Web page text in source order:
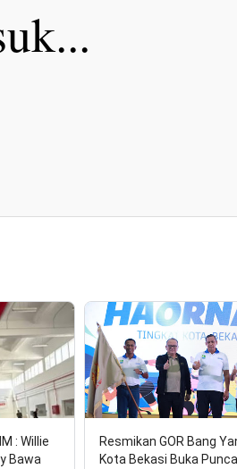
: Willie
Bawa
Resmikan GOR Bang
Kota Bekasi Buka